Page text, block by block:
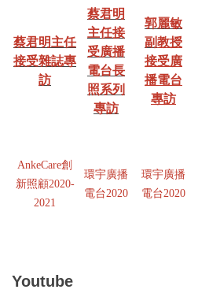
蔡君明主任
接受雜誌專
訪
蔡君明
主任接
受廣播
電台長
照系列
專訪
郭麗敏
副教授
接受廣
播電台
專訪
AnkeCare創
新照顧2020-
2021
環宇廣播
電台2020
環宇廣播
電台2020
Youtube